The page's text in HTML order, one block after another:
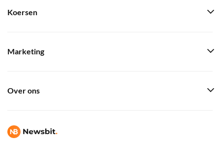
Koersen
Marketing
Over ons